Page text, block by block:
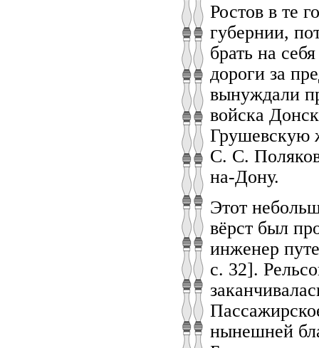
Ростов в те
губернии,
брать на
дороги за
вынуждали
войска
Грушевскую
С. С.
на-Дону.
Этот
вёрст был
инженер
с. 32].
нынешней